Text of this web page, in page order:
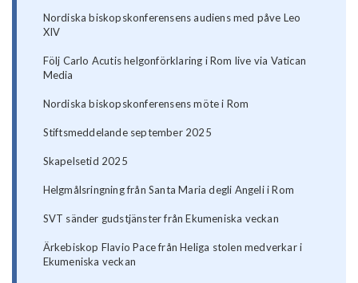
Nordiska biskopskonferensens audiens med påve Leo
XIV
Följ Carlo Acutis helgonförklaring i Rom live via Vatican
Media
Nordiska biskopskonferensens möte i Rom
Stiftsmeddelande september 2025
Skapelsetid 2025
Helgmålsringning från Santa Maria degli Angeli i Rom
SVT sänder gudstjänster från Ekumeniska veckan
Ärkebiskop Flavio Pace från Heliga stolen medverkar i
Ekumeniska veckan